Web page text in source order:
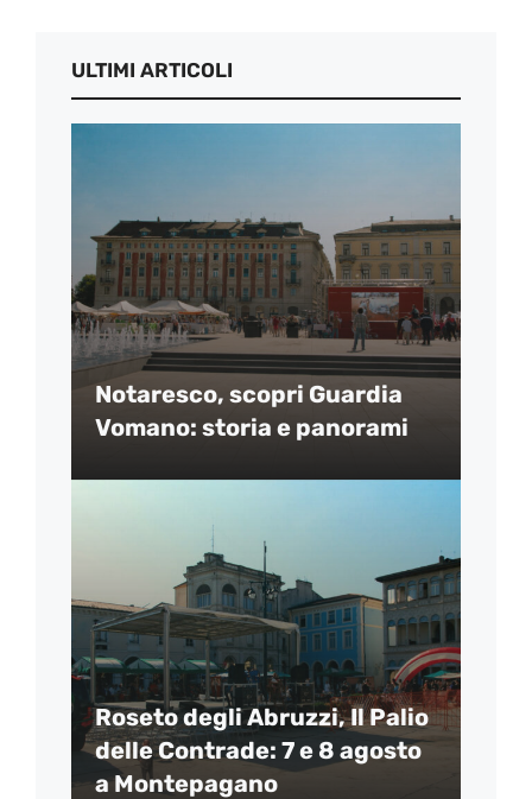
ULTIMI ARTICOLI
Notaresco, scopri Guardia
Vomano: storia e panorami
Roseto degli Abruzzi, Il Palio
delle Contrade: 7 e 8 agosto
a Montepagano